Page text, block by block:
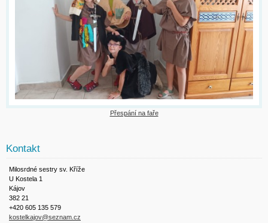
Přespání na faře
Kontakt
Milosrdné sestry sv. Kříže
U Kostela 1
Kájov
382 21
+420 605 135 579
kostelkajov@seznam.cz